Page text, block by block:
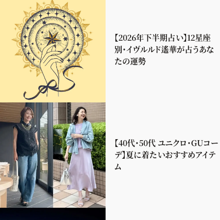
【2026年下半期占い】12星座
別・イヴルルド遙華が占うあな
たの運勢
【40代・50代 ユニクロ・GUコー
デ】夏に着たいおすすめアイテ
ム